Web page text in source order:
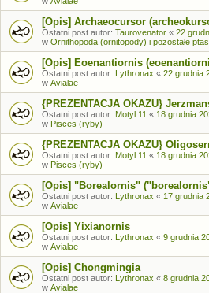
[Opis] Archaeocursor
Ostatni post autor: Taurovenator « 22
w Ornithopoda (ornitopody) i pozostałe
[Opis] Eoenantiornis
Ostatni post autor: Lythronax « 22 grudnia
w Avialae
{PREZENTACJA OKAZU}
Ostatni post autor: Motyl.11 « 18 grudnia
w Pisces (ryby)
{PREZENTACJA OKAZU}
Ostatni post autor: Motyl.11 « 18 grudnia
w Pisces (ryby)
[Opis] "Borealornis"
Ostatni post autor: Lythronax « 17 grudnia
w Avialae
[Opis] Yixianornis
Ostatni post autor: Lythronax « 9 grudnia
w Avialae
[Opis] Chongmingia
Ostatni post autor: Lythronax « 8 grudnia
w Avialae